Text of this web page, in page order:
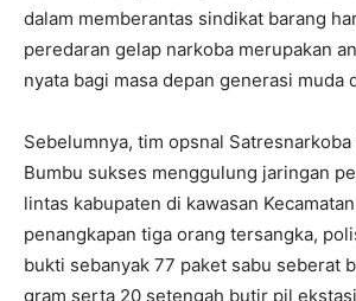
dalam memberantas sindikat barang
peredaran gelap narkoba merupakan
nyata bagi masa depan generasi muda
Sebelumnya, tim opsnal Satresnarkoba
Bumbu sukses menggulung jaringan
lintas kabupaten di kawasan
penangkapan tiga orang tersangka,
bukti sebanyak 77 paket sabu seberat
gram serta 20 setengah butir pil